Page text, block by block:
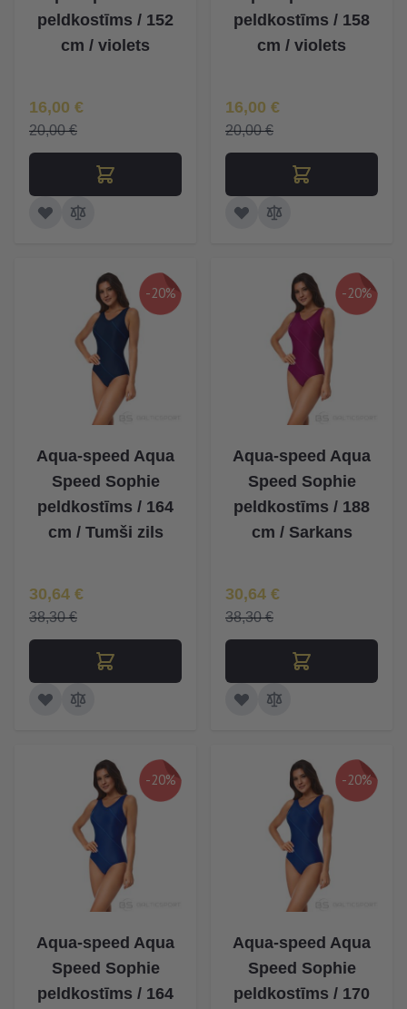
peldkostīms / 152
cm / violets
Īpaša Cena
16,00 €
20,00 €
peldkostīms / 158
cm / violets
Īpaša Cena
16,00 €
20,00 €
-20%
Aqua-speed Aqua
Speed Sophie
peldkostīms / 164
cm / Tumši zils
Īpaša Cena
30,64 €
38,30 €
-20%
Aqua-speed Aqua
Speed Sophie
peldkostīms / 188
cm / Sarkans
Īpaša Cena
30,64 €
38,30 €
-20%
Aqua-speed Aqua
Speed Sophie
peldkostīms / 164
-20%
Aqua-speed Aqua
Speed Sophie
peldkostīms / 170